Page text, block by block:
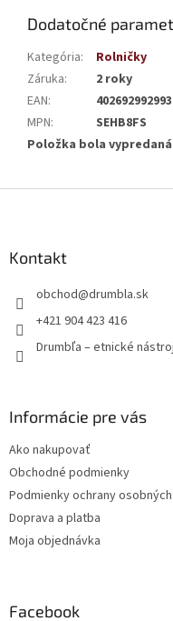
Dodatočné
Kategória:
Rolničky
Záruka:
2 roky
EAN:
MPN:
SEHB8FS
Položka bola
Kontakt
obchod@drumbla.sk
+421 904 423 416
Drumbľa – etnické
Informácie pre vás
Ako nakupovať
Obchodné podmienky
Podmienky ochrany
Doprava a platba
Moja objednávka
Facebook